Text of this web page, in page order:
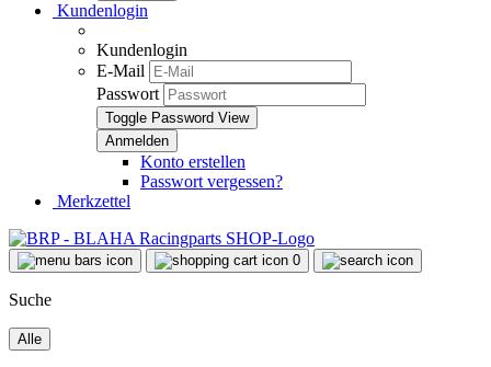
Kundenlogin
Kundenlogin
E-Mail
Passwort
Toggle Password View
Konto erstellen
Passwort vergessen?
Merkzettel
0
Suche
Alle